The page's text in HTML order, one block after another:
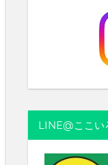
LINE@ここい